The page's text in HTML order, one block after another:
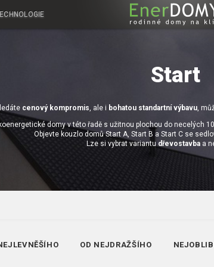
Start
cenový kompromis, ale i bohatou standartní výbavu,
domy v této řadě s užitnou plochou do necelých
Objevte kouzlo domů Start A, Start B a Start C se
Lze si vybrat variantu dřevostavba a
OD NEJDRAŽŠÍHO